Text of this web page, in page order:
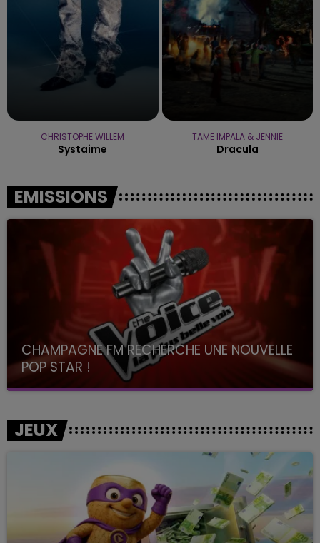
CHRISTOPHE WILLEM
Systaime
TAME IMPALA & JENNIE
Dracula
EMISSIONS
CHAMPAGNE FM RECHERCHE UNE NOUVELLE
POP STAR !
Toute la journée sur Champagne FM
JEUX